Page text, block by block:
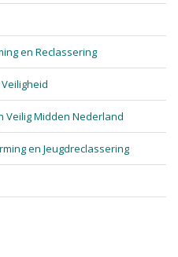
en Reclassering
Veilig Midden Nederland
en Jeugdreclassering